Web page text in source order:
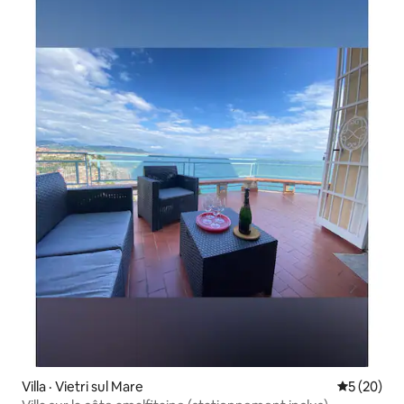
Villa · Vietri sul Mare Note
5 (20)